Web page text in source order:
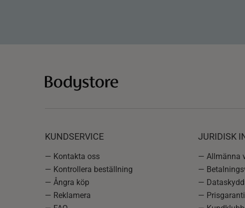
KUNDSERVICE
— Kontakta oss
— Kontrollera beställning
— Ångra köp
— Reklamera
JURIDISK
— Allmänna
—
—
— Prisgaranti